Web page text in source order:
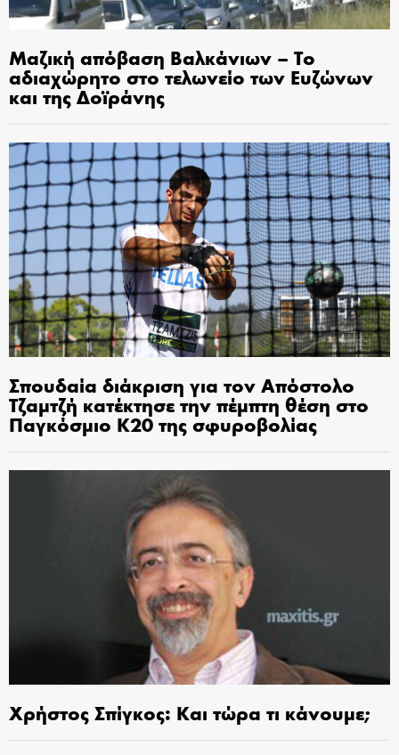
Μαζική απόβαση Βαλκάνιων – Το
αδιαχώρητο στο τελωνείο των Ευζώνων
και της Δοϊράνης
Σπουδαία διάκριση για τον Απόστολο
Τζαμτζή κατέκτησε την πέμπτη θέση στο
Παγκόσμιο Κ20 της σφυροβολίας
Χρήστος Σπίγκος: Και τώρα τι κάνουμε;